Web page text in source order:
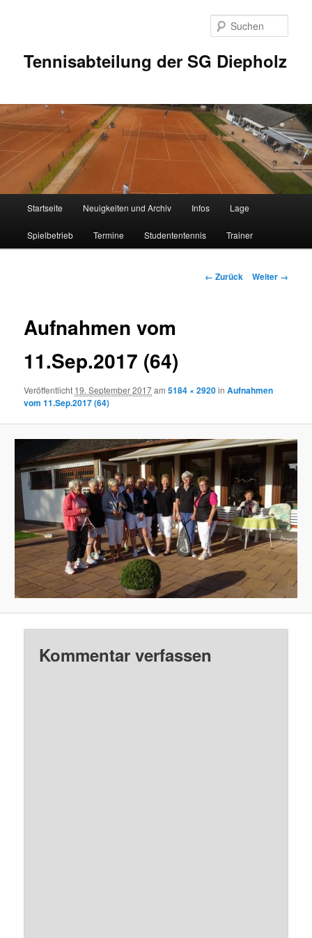
Tennisabteilung der SG Diepholz
Startseite Neuigkeiten und Archiv Infos Lage
Spielbetrieb Termine Studententennis Trainer
Bilder-
← Zurück Weiter →
Aufnahmen vom
11.Sep.2017 (64)
Veröffentlicht 19. September 2017am5184 × 2920inAufnahmen
vom 11.Sep.2017 (64)
Kommentar verfassen